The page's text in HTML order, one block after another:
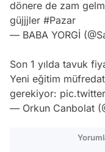
dönere de zam
güjjjler #Pazar
— BABA YORGİ
Son 1 yılda tavuk
Yeni eğitim
gerekiyor:
— Orkun Canbolat